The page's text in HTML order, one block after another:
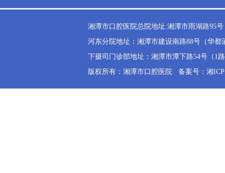
湘潭市口腔医院总院地址:湘潭市雨湖路95
河东分院地址：湘潭市建设南路88号（华都
下摄司门诊部地址：湘潭市潭下路54号（1
版权所有：湘潭市口腔医院 备案号：湘